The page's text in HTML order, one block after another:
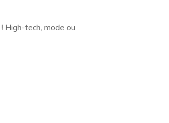
! High-tech, mode ou